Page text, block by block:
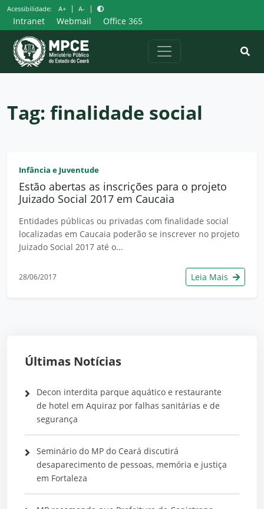
Pular
para
o
conteúdo
Acessibilidade: A+ | A- |
Intranet Webmail Office 365
Tag: finalidade social
Infância e Juventude
Estão abertas as inscrições para o projeto
Juizado Social 2017 em Caucaia
Entidades públicas ou privadas com finalidade social
localizadas em Caucaia poderão se inscrever no projeto
Juizado Social 2017 até o...
28/06/2017 Leia Mais
Últimas Notícias
Decon interdita parque aquático e restaurante
de hotel em Aquiraz por falhas sanitárias e de
segurança
Seminário do MP do Ceará discutirá
desaparecimento de pessoas, memória e justiça
em Fortaleza